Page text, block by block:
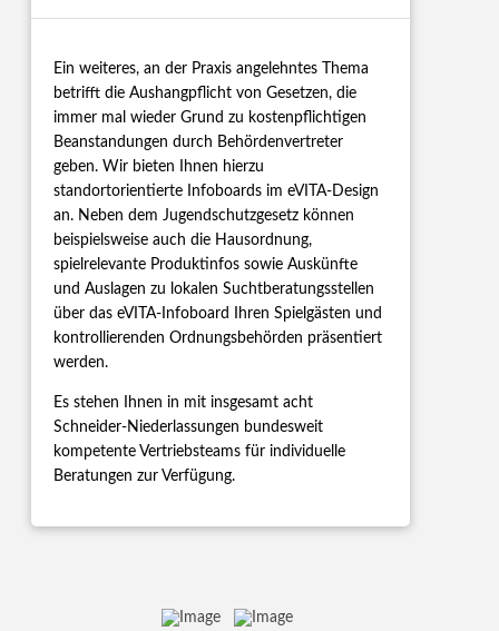
Ein weiteres, an der Praxis angelehntes Thema
betrifft die Aushangpflicht von Gesetzen, die
immer mal wieder Grund zu kostenpflichtigen
Beanstandungen durch Behördenvertreter
geben. Wir bieten Ihnen hierzu
standortorientierte Infoboards im eVITA-Design
an. Neben dem Jugendschutzgesetz können
beispielsweise auch die Hausordnung,
spielrelevante Produktinfos sowie Auskünfte
und Auslagen zu lokalen Suchtberatungsstellen
über das eVITA-Infoboard Ihren Spielgästen und
kontrollierenden Ordnungsbehörden präsentiert
werden.
Es stehen Ihnen in mit insgesamt acht
Schneider-Niederlassungen bundesweit
kompetente Vertriebsteams für individuelle
Beratungen zur Verfügung.